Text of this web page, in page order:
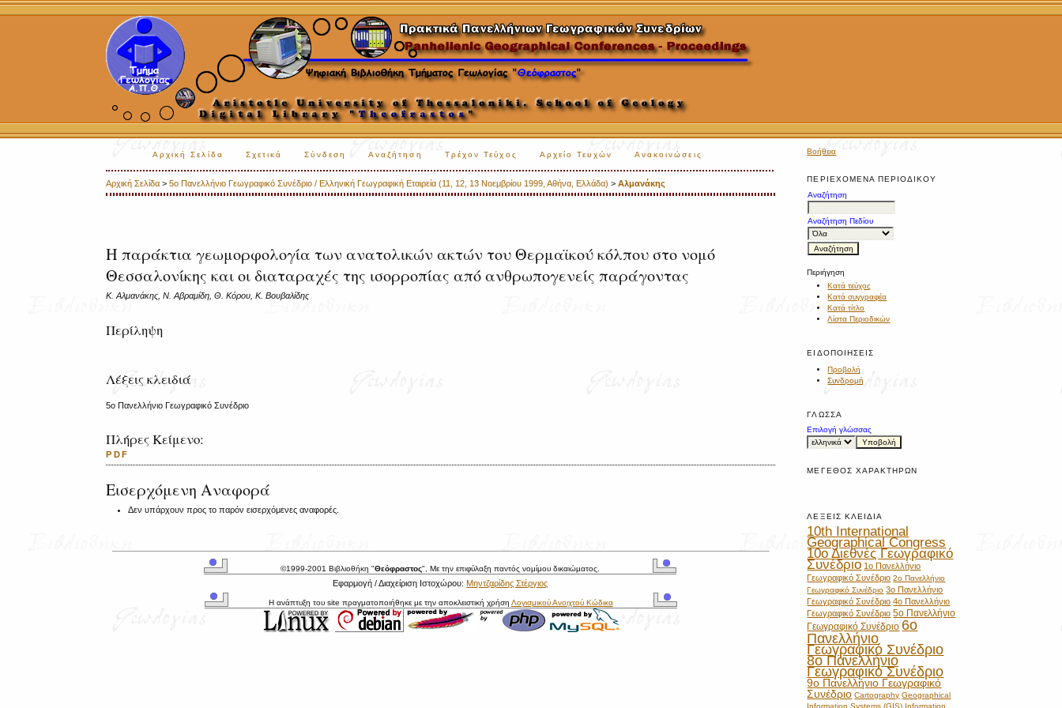
Βοήθεια
ΠΕΡΙΕΧΌΜΕΝΑ ΠΕΡΙΟΔΙΚΟΎ
Αναζήτηση
Αναζήτηση Πεδίου
Περιήγηση
Κατά τεύχος
Κατά συγγραφέα
Κατά τίτλο
Λίστα Περιοδικών
ΕΙΔΟΠΟΙΉΣΕΙΣ
Προβολή
Συνδρομή
ΓΛΏΣΣΑ
Επιλογή γλώσσας
ΜΈΓΕΘΟΣ ΧΑΡΑΚΤΉΡΩΝ
ΛΈΞΕΙΣ ΚΛΕΙΔΙΆ
10th International
Geographical Congress
10ο Διεθνές Γεωγραφικό
Συνέδριο 1ο Πανελλήνιο
Γεωγραφικό Συνέδριο 2ο Πανελλήνιο
Γεωγραφικό Συνέδριο 3ο Πανελλήνιο
Γεωγραφικό Συνέδριο 4ο Πανελλήνιο
Γεωγραφικό Συνέδριο 5ο Πανελλήνιο
Γεωγραφικό Συνέδριο 6ο
Πανελλήνιο
Γεωγραφικό Συνέδριο
8ο Πανελλήνιο
Γεωγραφικό Συνέδριο
9ο Πανελλήνιο Γεωγραφικό
Συνέδριο Cartography Geographical
Information Systems (GIS) Information
Αρχική Σελίδα Σχετικά Σύνδεση Αναζήτηση Τρέχον Τεύχος Αρχείο Τευχών Ανακοινώσεις
Αρχική Σελίδα >5o Πανελλήνιο Γεωγραφικό Συνέδριο / Ελληνική Γεωγραφική Εταιρεία (11, 12, 13 Νοεμβρίου 1999, Αθήνα, Ελλάδα) >Αλμανάκης
Η παράκτια γεωμορφολογία των ανατολικών ακτών του Θερμαϊκού κόλπου στο νομό
Θεσσαλονίκης και οι διαταραχές της ισορροπίας από ανθρωπογενείς παράγοντας
Κ. Αλμανάκης, Ν. Αβραμίδη, Θ. Κόρου, Κ. Βουβαλίδης
Περίληψη
Λέξεις κλειδιά
5ο Πανελλήνιο Γεωγραφικό Συνέδριο
Πλήρες Κείμενο:
PDF
Εισερχόμενη Αναφορά
Δεν υπάρχουν προς το παρόν εισερχόμενες αναφορές.
©1999-2001 Βιβλιοθήκη "Θεόφραστος", Με την επιφύλαξη παντός νομίμου δικαιώματος.
Εφαρμογή / Διαχείριση Ιστοχώρου: Μηντζαρίδης Στέργιος
Η ανάπτυξη του site πραγματοποιήθηκε με την αποκλειστική χρήση Λογισμικού Ανοιχτού Κώδικα